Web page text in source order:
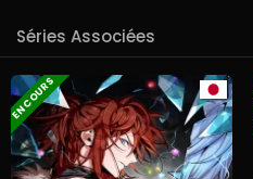
Séries Associées
EN COURS